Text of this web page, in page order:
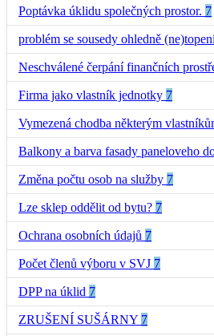
Poptávka úklidu společných prostor. 7
problém se sousedy ohledně
Neschválené čerpání finančních
Firma jako vlastník jednotky 7
Vymezená chodba některým
Balkony a barva fasady paneloveho
Změna počtu osob na služby 7
Lze sklep oddělit od bytu? 7
Ochrana osobních údajů 7
Počet členů výboru v SVJ 7
DPP na úklid 7
ZRUŠENÍ SUŠÁRNY 7